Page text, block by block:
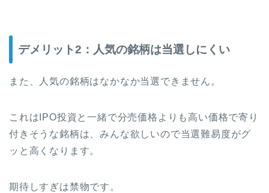
デメリット2：人気の銘柄は当選しにくい
また、人気の銘柄はなかなか当選できません。
これはIPO投資と一緒で分売価格よりも高い価格で寄り
付きそうな銘柄は、みんな欲しいので当選難易度がグ
ッと高くなります。
期待しすぎは禁物です。